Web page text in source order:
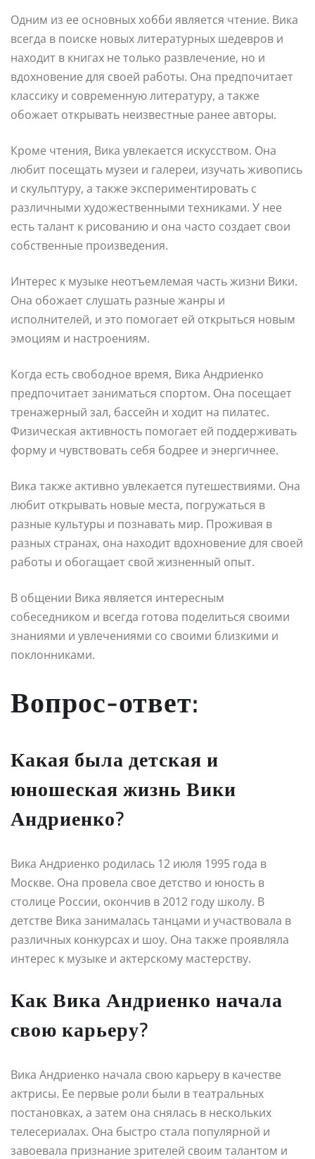
Одним из ее основных хобби является чтение. Вика
всегда в поиске новых литературных шедевров и
находит в книгах не только развлечение, но и
вдохновение для своей работы. Она предпочитает
классику и современную литературу, а также
обожает открывать неизвестные ранее авторы.
Кроме чтения, Вика увлекается искусством. Она
любит посещать музеи и галереи, изучать живопись
и скульптуру, а также экспериментировать с
различными художественными техниками. У нее
есть талант к рисованию и она часто создает свои
собственные произведения.
Интерес к музыке неотъемлемая часть жизни Вики.
Она обожает слушать разные жанры и
исполнителей, и это помогает ей открыться новым
эмоциям и настроениям.
Когда есть свободное время, Вика Андриенко
предпочитает заниматься спортом. Она посещает
тренажерный зал, бассейн и ходит на пилатес.
Физическая активность помогает ей поддерживать
форму и чувствовать себя бодрее и энергичнее.
Вика также активно увлекается путешествиями. Она
любит открывать новые места, погружаться в
разные культуры и познавать мир. Проживая в
разных странах, она находит вдохновение для своей
работы и обогащает свой жизненный опыт.
В общении Вика является интересным
собеседником и всегда готова поделиться своими
знаниями и увлечениями со своими близкими и
поклонниками.
Вопрос-ответ:
Какая была детская и
юношеская жизнь Вики
Андриенко?
Вика Андриенко родилась 12 июля 1995 года в
Москве. Она провела свое детство и юность в
столице России, окончив в 2012 году школу. В
детстве Вика занималась танцами и участвовала в
различных конкурсах и шоу. Она также проявляла
интерес к музыке и актерскому мастерству.
Как Вика Андриенко начала
свою карьеру?
Вика Андриенко начала свою карьеру в качестве
актрисы. Ее первые роли были в театральных
постановках, а затем она снялась в нескольких
телесериалах. Она быстро стала популярной и
завоевала признание зрителей своим талантом и